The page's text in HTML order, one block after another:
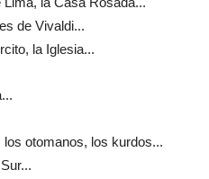
de Vivaldi...
la Iglesia...
otomanos, los kurdos...